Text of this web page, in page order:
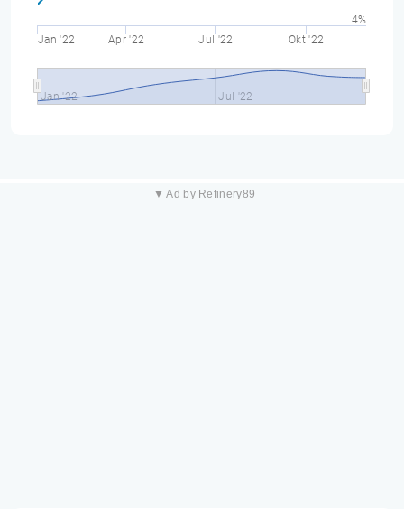
Jan '22 Apr '22 Jul '22 Okt '22
Jan '22 Jul '22
4%
▼ Ad by Refinery89